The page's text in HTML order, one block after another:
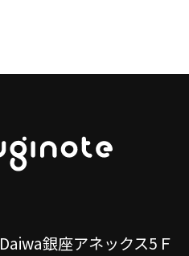
Daiwa銀座アネックス5Ｆ